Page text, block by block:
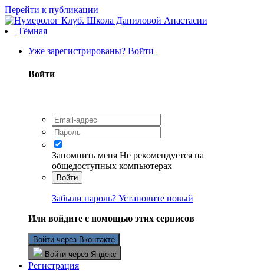
Перейти к публикации
Тёмная
Уже зарегистрированы? Войти
Войти
Запомнить меня Не рекомендуется на
общедоступных компьютерах
Войти
Забыли пароль? Установите новый
Или войдите с помощью этих сервисов
Войти через Вконтакте
Войти через Яндекс
Регистрация